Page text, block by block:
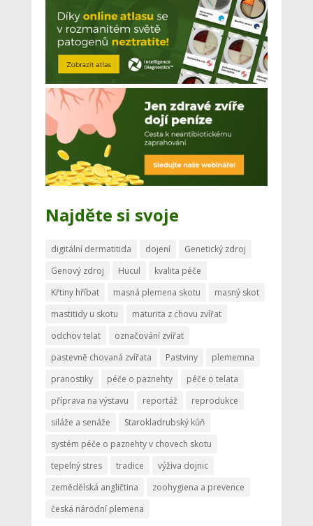
Najděte si svoje
digitální dermatitida dojení
Genetický zdroj
Genový zdroj
Hucul
kvalita péče
Křtiny hříbat
masná plemena skotu
masný skot
mastitidy u skotu
maturita z chovu zvířat
odchov telat
označování zvířat
pastevně chovaná zvířata
Pastviny
plememna
pranostiky
péče o paznehty
péče o telata
příprava na výstavu
reportáž
reprodukce
siláže a senáže
Starokladrubský kůň
systém péče o paznehty v chovech skotu
tepelný stres
tradice
výživa dojnic
zemědělská angličtina
zoohygiena a prevence
česká národní plemena